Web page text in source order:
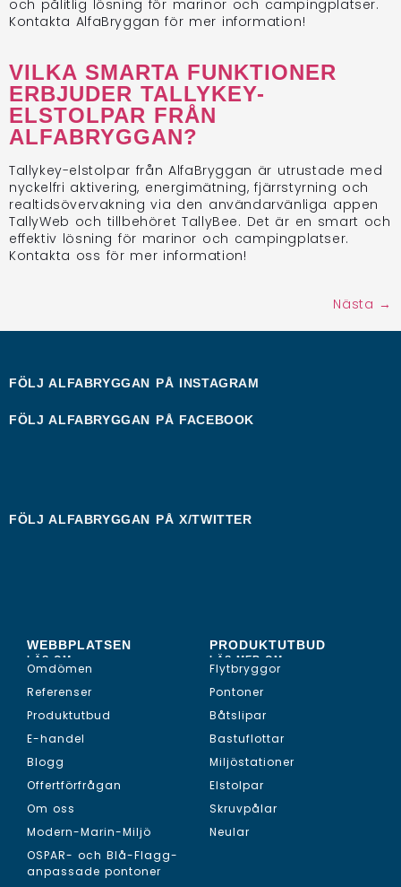
och pålitlig lösning för marinor och campingplatser.
Kontakta AlfaBryggan för mer information!
VILKA SMARTA FUNKTIONER
ERBJUDER TALLYKEY-
ELSTOLPAR FRÅN
ALFABRYGGAN?
Tallykey-elstolpar från AlfaBryggan är utrustade med
nyckelfri aktivering, energimätning, fjärrstyrning och
realtidsövervakning via den användarvänliga appen
TallyWeb och tillbehöret TallyBee. Det är en smart och
effektiv lösning för marinor och campingplatser.
Kontakta oss för mer information!
Nästa →
FÖLJ ALFABRYGGAN PÅ INSTAGRAM
FÖLJ ALFABRYGGAN PÅ FACEBOOK
FÖLJ ALFABRYGGAN PÅ X/TWITTER
WEBBPLATSEN
LÄS OM...
Omdömen
Referenser
Produktutbud
E-handel
Blogg
Offertförfrågan
Om oss
Modern-Marin-Miljö
OSPAR- och Blå-Flagg-
anpassade pontoner
PRODUKTUTBUD
LÄS MER OM...
Flytbryggor
Pontoner
Båtslipar
Bastuflottar
Miljöstationer
Elstolpar
Skruvpålar
Neular